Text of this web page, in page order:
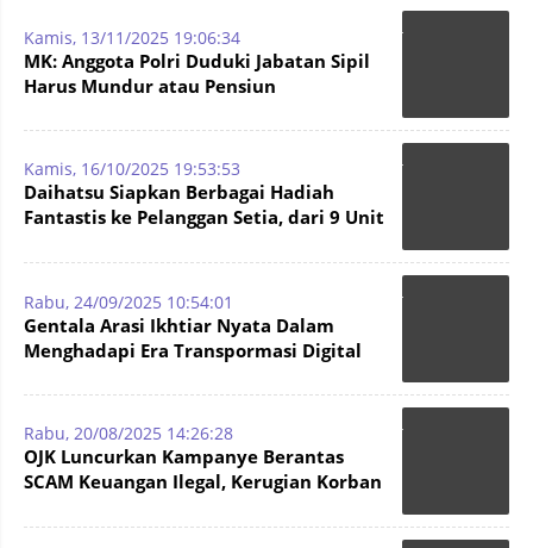
Kamis, 13/11/2025 19:06:34
MK: Anggota Polri Duduki Jabatan Sipil
Harus Mundur atau Pensiun
Kamis, 16/10/2025 19:53:53
Daihatsu Siapkan Berbagai Hadiah
Fantastis ke Pelanggan Setia, dari 9 Unit
Rabu, 24/09/2025 10:54:01
Gentala Arasi Ikhtiar Nyata Dalam
Menghadapi Era Transpormasi Digital
Rabu, 20/08/2025 14:26:28
OJK Luncurkan Kampanye Berantas
SCAM Keuangan Ilegal, Kerugian Korban